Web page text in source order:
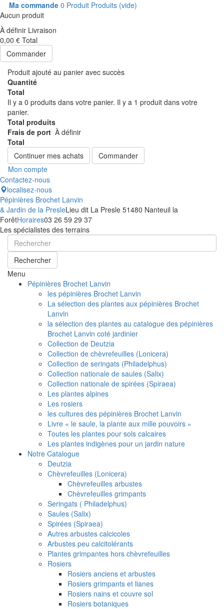
Ma commande 0 Produit Produits (vide)
Aucun produit
À définir Livraison
0,00 € Total
Commander
Produit ajouté au panier avec succès
Quantité
Total
Il y a 0 produits dans votre panier. Il y a 1 produit dans votre
panier.
Total produits
Frais de port À définir
Total
Continuer mes achats
Commander
Mon compte
Contactez-nous
localisez-nous
Pépinières Brochet Lanvin
& Jardin de la PresleLieu dit La Presle 51480 Nanteuil la
ForêtHoraires03 26 59 29 37
Les spécialistes des terrains
Rechercher
Menu
Pépinières Brochet Lanvin
les pépinières Brochet Lanvin
La sélection des plantes aux pépinières Brochet
Lanvin
la sélection des plantes au catalogue des pépinières
Brochet Lanvin coté jardinier
Collection de Deutzia
Collection de chèvrefeuilles (Lonicera)
Collection de seringats (Philadelphus)
Collection nationale de saules (Salix)
Collection nationale de spirées (Spiraea)
Les plantes alpines
Les rosiers
les cultures des pépinières Brochet Lanvin
Livre « le saule, la plante aux mille pouvoirs »
Toutes les plantes pour sols calcaires
Les plantes indigènes pour un jardin nature
Notre Catalogue
Deutzia
Chèvrefeuilles (Lonicera)
Chèvrefeuilles arbustes
Chèvrefeuilles grimpants
Seringats ( Philadelphus)
Saules (Salix)
Spirées (Spiraea)
Autres arbustes calcicoles
Arbustes peu calcitolérants
Plantes grimpantes hors chèvrefeuilles
Rosiers
Rosiers anciens et arbustes
Rosiers grimpants et lianes
Rosiers nains et couvre sol
Rosiers botaniques